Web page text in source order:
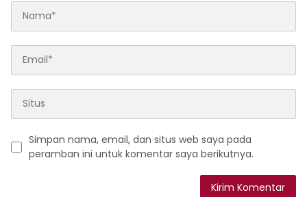
Simpan nama, email, dan situs web saya pada
peramban ini untuk komentar saya berikutnya.